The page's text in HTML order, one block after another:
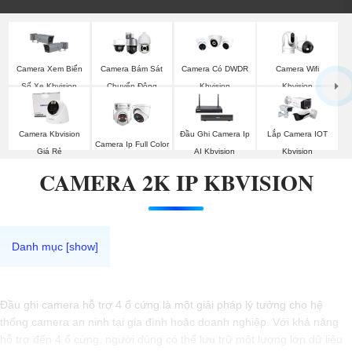
Camera Xem Biển
Số Xe Kbvision
Camera Bám Sát
Chuyển Động
Kbvision
Camera Có DWDR
Kbvision
Camera Wifi
Kbvision
Camera Kbvision
Giá Rẻ
Camera Ip Full Color
Đầu Ghi Camera Ip
AI Kbvision
Lắp Camera IOT
Kbvision
CAMERA 2K IP KBVISION
Đầu ghi camera hỗ trợ 4 ổ cứng là một giải pháp lý tưởng cho hệ
thống camera an ninh tại gia đình hoặc doanh nghiệp. Với khả năng